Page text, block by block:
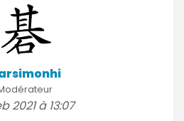
2021 à 13:07